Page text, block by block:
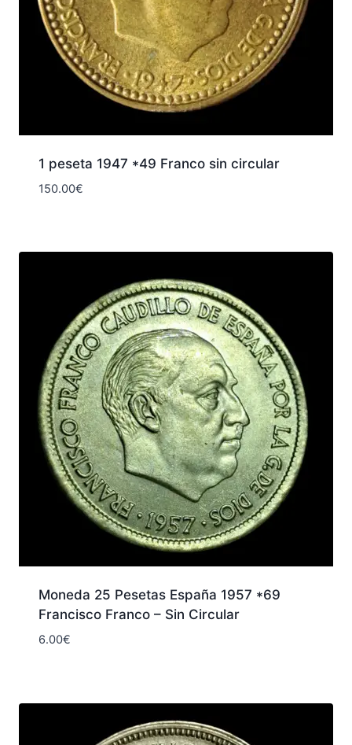
1 peseta 1947 *49 Franco sin circular
150.00€
Moneda 25 Pesetas España 1957 *69
Francisco Franco – Sin Circular
6.00€